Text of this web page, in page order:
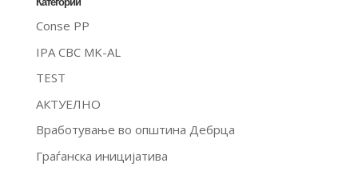
Conse PP
IPA CBC MK-AL
TEST
АКТУЕЛНО
Вработување во општина Дебрца
Граѓанска иницијатива